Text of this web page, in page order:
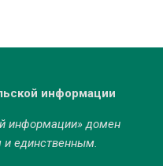
информации
информации» домен
и единственным.